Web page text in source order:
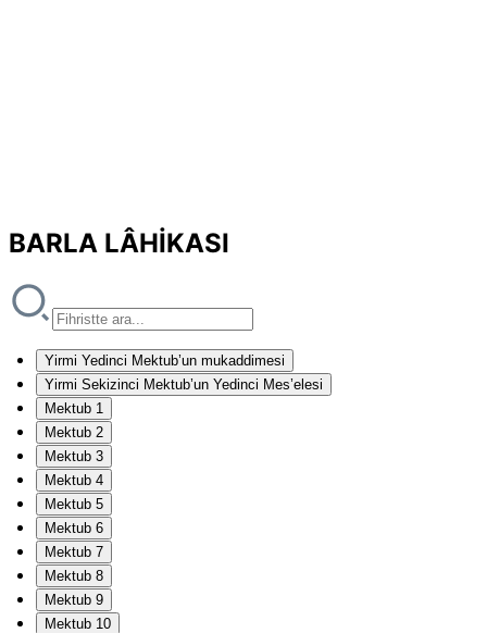
BARLA LÂHİKASI
Yirmi Yedinci Mektub’un mukaddimesi
Yirmi Sekizinci Mektub’un Yedinci Mes’elesi
Mektub 1
Mektub 2
Mektub 3
Mektub 4
Mektub 5
Mektub 6
Mektub 7
Mektub 8
Mektub 9
Mektub 10